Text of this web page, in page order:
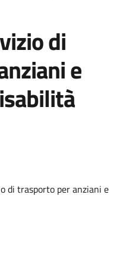
di
e
di trasporto per anziani e